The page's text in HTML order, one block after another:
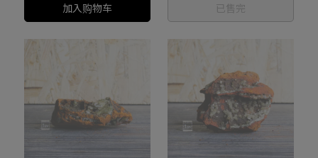
加入购物车 已售完